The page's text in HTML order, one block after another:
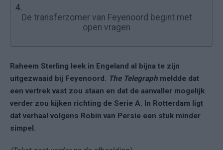
4.
De transferzomer van Feyenoord begint met
open vragen
Raheem Sterling leek in Engeland al bijna te zijn
uitgezwaaid bij Feyenoord. The Telegraph meldde dat
een vertrek vast zou staan en dat de aanvaller mogelijk
verder zou kijken richting de Serie A. In Rotterdam ligt
dat verhaal volgens Robin van Persie een stuk minder
simpel.